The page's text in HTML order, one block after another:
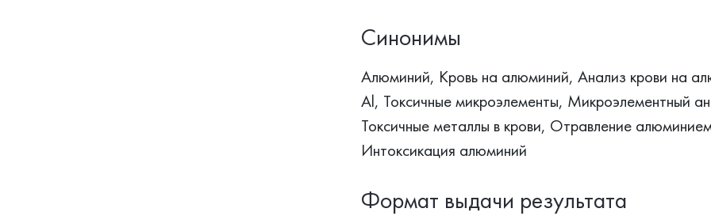
Синонимы
Алюминий, Кровь на алюминий, Анализ крови на
Al, Токсичные микроэлементы, Микроэлементный
Токсичные металлы в крови, Отравление
Интоксикация алюминий
Формат выдачи результата